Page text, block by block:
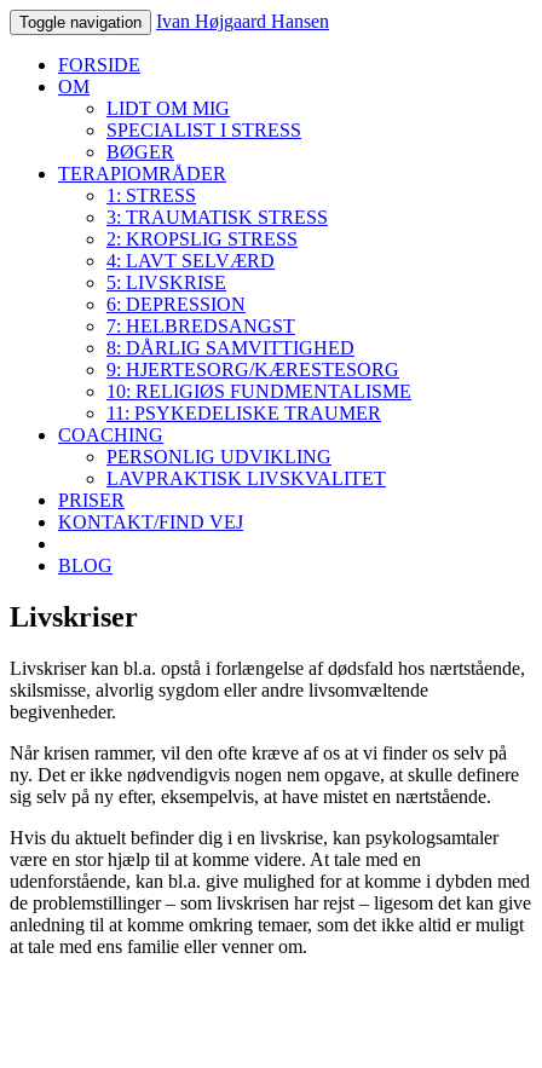
Toggle navigation Ivan Højgaard Hansen
FORSIDE
OM
LIDT OM MIG
SPECIALIST I STRESS
BØGER
TERAPIOMRÅDER
1: STRESS
3: TRAUMATISK STRESS
2: KROPSLIG STRESS
4: LAVT SELVÆRD
5: LIVSKRISE
6: DEPRESSION
7: HELBREDSANGST
8: DÅRLIG SAMVITTIGHED
9: HJERTESORG/KÆRESTESORG
10: RELIGIØS FUNDMENTALISME
11: PSYKEDELISKE TRAUMER
COACHING
PERSONLIG UDVIKLING
LAVPRAKTISK LIVSKVALITET
PRISER
KONTAKT/FIND VEJ
BLOG
Livskriser
Livskriser kan bl.a. opstå i forlængelse af dødsfald hos nærtstående,
skilsmisse, alvorlig sygdom eller andre livsomvæltende
begivenheder.
Når krisen rammer, vil den ofte kræve af os at vi finder os selv på
ny. Det er ikke nødvendigvis nogen nem opgave, at skulle definere
sig selv på ny efter, eksempelvis, at have mistet en nærtstående.
Hvis du aktuelt befinder dig i en livskrise, kan psykologsamtaler
være en stor hjælp til at komme videre. At tale med en
udenforstående, kan bl.a. give mulighed for at komme i dybden med
de problemstillinger – som livskrisen har rejst – ligesom det kan give
anledning til at komme omkring temaer, som det ikke altid er muligt
at tale med ens familie eller venner om.